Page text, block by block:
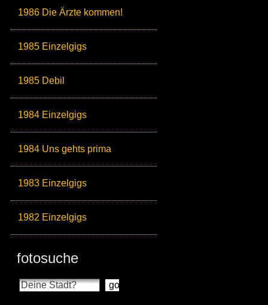
1986 Die Ärzte kommen!
1985 Einzelgigs
1985 Debil
1984 Einzelgigs
1984 Uns gehts prima
1983 Einzelgigs
1982 Einzelgigs
fotosuche